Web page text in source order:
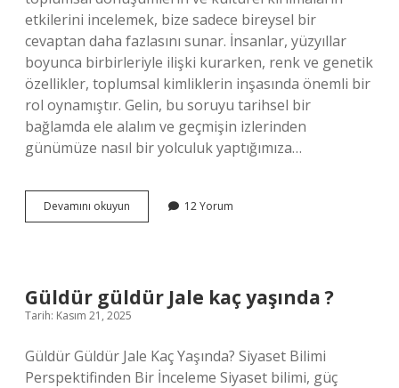
etkilerini incelemek, bize sadece bireysel bir
cevaptan daha fazlasını sunar. İnsanlar, yüzyıllar
boyunca birbirleriyle ilişki kurarken, renk ve genetik
özellikler, toplumsal kimliklerin inşasında önemli bir
rol oynamıştır. Gelin, bu soruyu tarihsel bir
bağlamda ele alalım ve geçmişin izlerinden
günümüze nasıl bir yolculuk yaptığımıza…
Devamını okuyun Bebeğin
ten
12 Yorum
Güldür güldür Jale kaç yaşında ?
Tarih: Kasım 21, 2025
Güldür Güldür Jale Kaç Yaşında? Siyaset Bilimi
Perspektifinden Bir İnceleme Siyaset bilimi, güç